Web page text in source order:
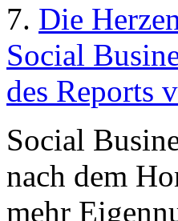
7. Die
Social
des Reports
Social
nach dem
mehr